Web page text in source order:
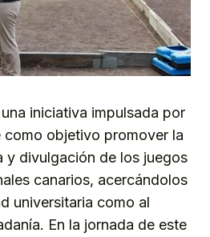
iniciativa impulsada por
como objetivo promover la
y divulgación de los juegos
canarios, acercándolos
universitaria como al
En la jornada de este